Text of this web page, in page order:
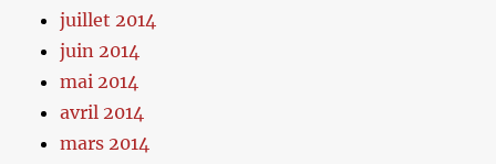
juillet 2014
juin 2014
mai 2014
avril 2014
mars 2014